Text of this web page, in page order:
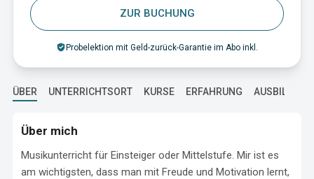
ZUR BUCHUNG
Probelektion mit Geld-zurück-Garantie im Abo inkl.
ÜBER UNTERRICHTSORT KURSE ERFAHRUNG AUSBILDUNG
Über mich
Musikunterricht für Einsteiger oder Mittelstufe. Mir ist es
am wichtigsten, dass man mit Freude und Motivation lernt,